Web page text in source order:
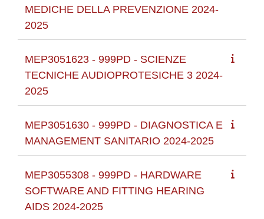
MEDICHE DELLA PREVENZIONE 2024-
2025
MEP3051623 - 999PD - SCIENZE
TECNICHE AUDIOPROTESICHE 3 2024-
2025
MEP3051630 - 999PD - DIAGNOSTICA E
MANAGEMENT SANITARIO 2024-2025
MEP3055308 - 999PD - HARDWARE
SOFTWARE AND FITTING HEARING
AIDS 2024-2025